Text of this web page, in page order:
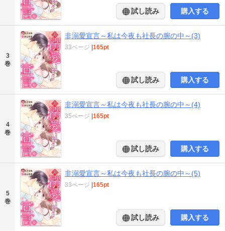
試し読み 購入する
3
巻
非溺愛宣言～私は今夜も社長の腕の中～(3)
33ページ |165pt
試し読み 購入する
4
巻
非溺愛宣言～私は今夜も社長の腕の中～(4)
35ページ |165pt
試し読み 購入する
5
巻
非溺愛宣言～私は今夜も社長の腕の中～(5)
33ページ |165pt
試し読み 購入する